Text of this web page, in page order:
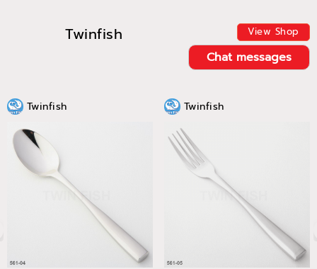
Twinfish View Shop
Chat messages
Twinfish Twinfish